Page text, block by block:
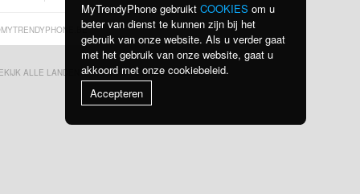
ALLE LANDEN PRIVACYBELEID
MyTrendyPhone gebruikt COOKIES om u
beter van dienst te kunnen zijn bij het
gebruik van onze website. Als u verder gaat
met het gebruik van onze website, gaat u
akkoord met onze cookiebeleid.
Accepteren